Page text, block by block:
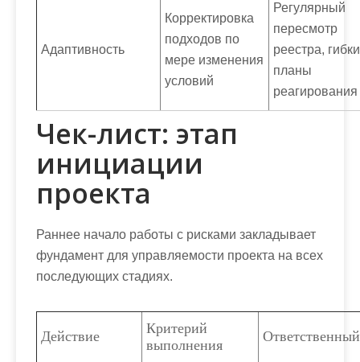
Адаптивность
Корректировка
подходов по
мере изменения
условий
Регулярный
пересмотр
реестра,
планы
реагирования
Чек-лист: этап
инициации
проекта
Раннее начало работы с рисками закладывает
фундамент для управляемости проекта на всех
последующих стадиях.
Действие
Критерий
выполнения
Ответственный